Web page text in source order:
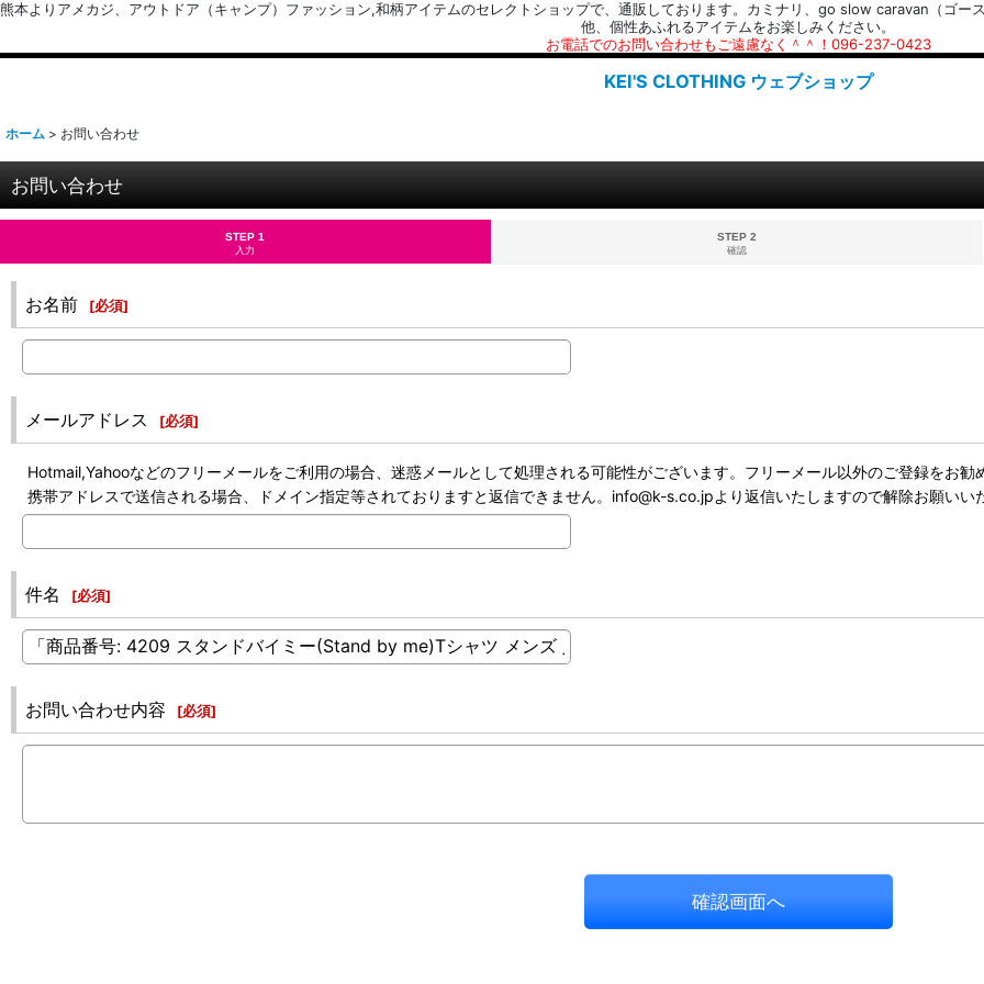
熊本よりアメカジ、アウトドア（キャンプ）ファッション,和柄アイテムのセレクトショップで、通販しております。カミナリ、go slow caravan（ゴー
他、個性あふれるアイテムをお楽しみください。
お電話でのお問い合わせもご遠慮なく＾＾！096-237-0423
KEI'S CLOTHING ウェブショップ
ホーム > お問い合わせ
お問い合わせ
STEP 1
入力
STEP 2
確認
お名前 [必須]
メールアドレス [必須]
Hotmail,Yahooなどのフリーメールをご利用の場合、迷惑メールとして処理される可能性がございます。フリーメール以外のご登録をお勧
携帯アドレスで送信される場合、ドメイン指定等されておりますと返信できません。info@k-s.co.jpより返信いたしますので解除お願いい
件名 [必須]
お問い合わせ内容 [必須]
確認画面へ